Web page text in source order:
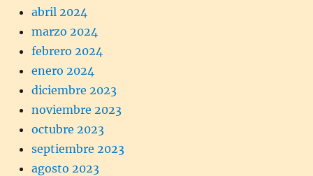
abril 2024
marzo 2024
febrero 2024
enero 2024
diciembre 2023
noviembre 2023
octubre 2023
septiembre 2023
agosto 2023